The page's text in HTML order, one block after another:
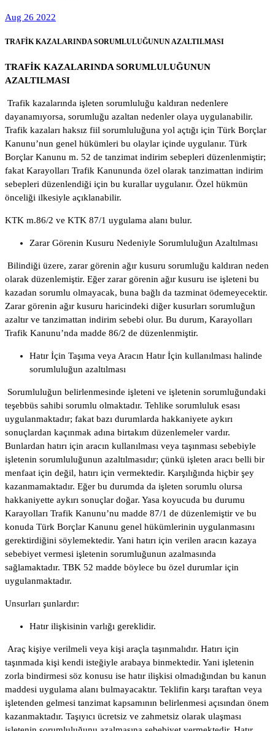
Aug 26 2022
TRAFİK KAZALARINDA SORUMLULUĞUNUN AZALTILMASI
TRAFİK KAZALARINDA SORUMLULUĞUNUN
AZALTILMASI
Trafik kazalarında işleten sorumluluğu kaldıran nedenlere
dayanamıyorsa, sorumluğu azaltan nedenler olaya uygulanabilir.
Trafik kazaları haksız fiil sorumluluğuna yol açtığı için Türk Borçlar
Kanunu’nun genel hükümleri bu olaylar içinde uygulanır. Türk
Borçlar Kanunu m. 52 de tanzimat indirim sebepleri düzenlenmiştir;
fakat Karayolları Trafik Kanununda özel olarak tanzimattan indirim
sebepleri düzenlendiği için bu kurallar uygulanır. Özel hükmün
önceliği ilkesiyle açıklanabilir.
KTK m.86/2 ve KTK 87/1 uygulama alanı bulur.
Zarar Görenin Kusuru Nedeniyle Sorumluluğun Azaltılması
Bilindiği üzere, zarar görenin ağır kusuru sorumluğu kaldıran neden
olarak düzenlemiştir. Eğer zarar görenin ağır kusuru ise işleteni bu
kazadan sorumlu olmayacak, buna bağlı da tazminat ödemeyecektir.
Zarar görenin ağır kusuru haricindeki diğer kusurları sorumluğun
azaltır ve tanzimattan indirim sebebi olur. Bu durum, Karayolları
Trafik Kanunu’nda madde 86/2 de düzenlenmiştir.
Hatır İçin Taşıma veya Aracın Hatır İçin kullanılması halinde
sorumluluğun azaltılması
Sorumluluğun belirlenmesinde işleteni ve işletenin sorumluğundaki
teşebbüs sahibi sorumlu olmaktadır. Tehlike sorumluluk esası
uygulanmaktadır; fakat bazı durumlarda hakkaniyete aykırı
sonuçlardan kaçınmak adına birtakım düzenlemeler vardır.
Bunlardan hatırı için aracın kullanılması veya taşınması sebebiyle
işletenin sorumluluğunun azaltılmasıdır; çünkü işleten aracı belli bir
menfaat için değil, hatırı için vermektedir. Karşılığında hiçbir şey
kazanmamaktadır. Eğer bu durumda da işleten sorumlu olursa
hakkaniyette aykırı sonuçlar doğar. Yasa koyucuda bu durumu
Karayolları Trafik Kanunu’nu madde 87/1 de düzenlemiştir ve bu
konuda Türk Borçlar Kanunu genel hükümlerinin uygulanmasını
gerektirdiğini söylemektedir. Yani hatırı için verilen aracın kazaya
sebebiyet vermesi işletenin sorumluğunun azalmasında
sağlamaktadır. TBK 52 madde böylece bu özel durumlar için
uygulanmaktadır.
Unsurları şunlardır:
Hatır ilişkisinin varlığı gereklidir.
Araç kişiye verilmeli veya kişi araçla taşınmalıdır. Hatırı için
taşınmada kişi kendi isteğiyle arabaya binmektedir. Yani işletenin
zorla bindirmesi söz konusu ise hatır ilişkisi olmadığından bu kanun
maddesi uygulama alanı bulmayacaktır. Teklifin karşı taraftan veya
işletenden gelmesi tanzimat kapsamının belirlenmesi açısından önem
kazanmaktadır. Taşıyıcı ücretsiz ve zahmetsiz olarak ulaşması